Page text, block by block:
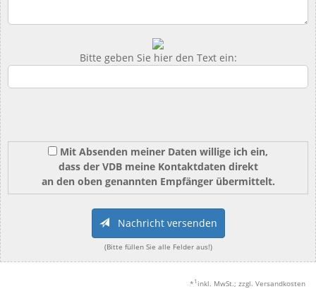
Bitte geben Sie hier den Text ein:
Mit Absenden meiner Daten willige ich ein,
dass der VDB meine Kontaktdaten direkt
an den oben genannten Empfänger übermittelt.
Nachricht versenden
(Bitte füllen Sie alle Felder aus!)
* 1 inkl. MwSt.; zzgl. Versandkosten